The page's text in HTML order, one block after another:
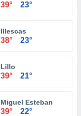
39° 23°
Illescas
38° 23°
Lillo
39° 21°
Miguel Esteban
39° 22°